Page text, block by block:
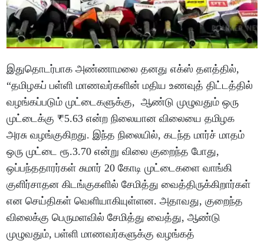
இதுதொடர்பாக அண்ணாமலை தனது எக்ஸ் தளத்தில்,
“தமிழகப் பள்ளி மாணவர்களின் மதிய உணவுத் திட்டத்தில்
வழங்கப்படும் முட்டைகளுக்கு, ஆண்டு முழுவதும் ஒரு
முட்டைக்கு ₹5.63 என்ற நிலையான விலையை தமிழக
அரசு வழங்குகிறது. இந்த நிலையில், கடந்த மார்ச் மாதம்
ஒரு முட்டை ரூ.3.70 என்று விலை குறைந்த போது,
ஒப்பந்ததாரர்கள் சுமார் 20 கோடி முட்டைகளை வாங்கி
குளிர்சாதன கிடங்குகளில் சேமித்து வைத்திருக்கிறார்கள்
என செய்திகள் வெளியாகியுள்ளன. அதாவது, குறைந்த
விலைக்கு பெருமளவில் சேமித்து வைத்து, ஆண்டு
முழுவதும், பள்ளி மாணவர்களுக்கு வழங்கத்